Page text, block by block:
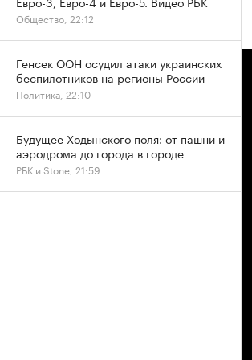
Общество, 22:12
Генсек ООН осудил атаки украинских
беспилотников на регионы России
Политика, 22:10
Будущее Ходынского поля: от пашни и
аэродрома до города в городе
РБК и Stone, 21:59